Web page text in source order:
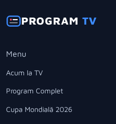
PROGRAMTV
Menu
Acum la TV
Program Complet
Cupa Mondială 2026